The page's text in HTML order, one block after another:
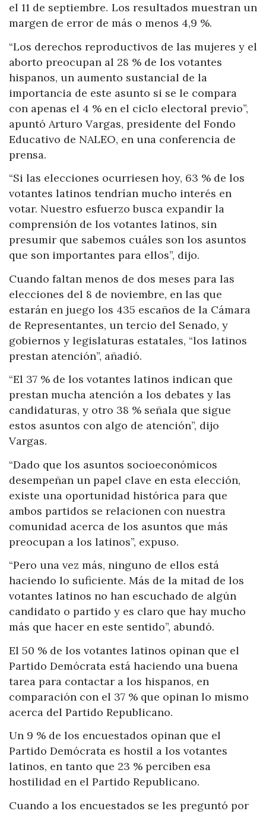
el 11 de septiembre. Los resultados muestran un
margen de error de más o menos 4,9 %.
“Los derechos reproductivos de las mujeres y el
aborto preocupan al 28 % de los votantes
hispanos, un aumento sustancial de la
importancia de este asunto si se le compara
con apenas el 4 % en el ciclo electoral previo”,
apuntó Arturo Vargas, presidente del Fondo
Educativo de NALEO, en una conferencia de
prensa.
“Si las elecciones ocurriesen hoy, 63 % de los
votantes latinos tendrían mucho interés en
votar. Nuestro esfuerzo busca expandir la
comprensión de los votantes latinos, sin
presumir que sabemos cuáles son los asuntos
que son importantes para ellos”, dijo.
Cuando faltan menos de dos meses para las
elecciones del 8 de noviembre, en las que
estarán en juego los 435 escaños de la Cámara
de Representantes, un tercio del Senado, y
gobiernos y legislaturas estatales, “los latinos
prestan atención”, añadió.
“El 37 % de los votantes latinos indican que
prestan mucha atención a los debates y las
candidaturas, y otro 38 % señala que sigue
estos asuntos con algo de atención”, dijo
Vargas.
“Dado que los asuntos socioeconómicos
desempeñan un papel clave en esta elección,
existe una oportunidad histórica para que
ambos partidos se relacionen con nuestra
comunidad acerca de los asuntos que más
preocupan a los latinos”, expuso.
“Pero una vez más, ninguno de ellos está
haciendo lo suficiente. Más de la mitad de los
votantes latinos no han escuchado de algún
candidato o partido y es claro que hay mucho
más que hacer en este sentido”, abundó.
El 50 % de los votantes latinos opinan que el
Partido Demócrata está haciendo una buena
tarea para contactar a los hispanos, en
comparación con el 37 % que opinan lo mismo
acerca del Partido Republicano.
Un 9 % de los encuestados opinan que el
Partido Demócrata es hostil a los votantes
latinos, en tanto que 23 % perciben esa
hostilidad en el Partido Republicano.
Cuando a los encuestados se les preguntó por